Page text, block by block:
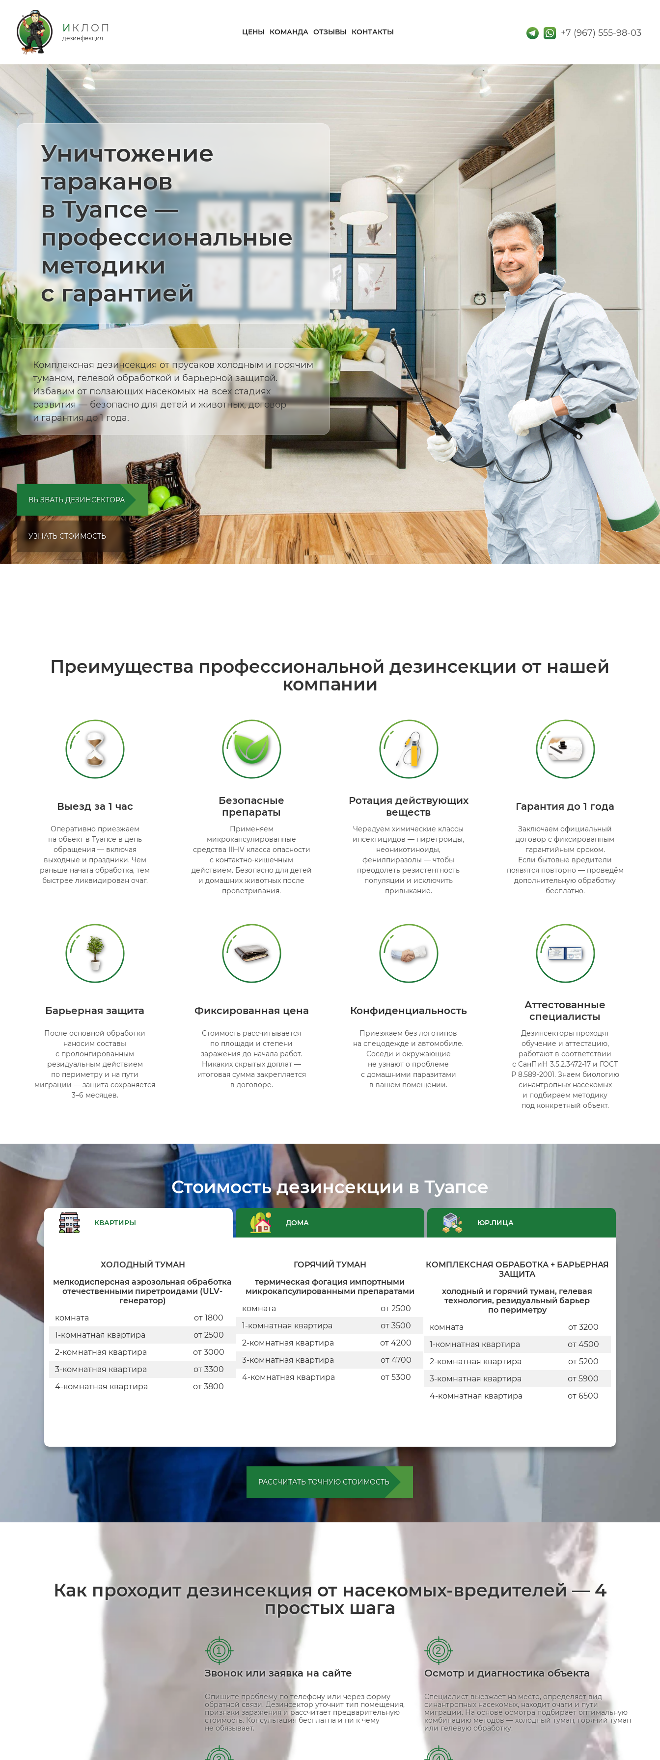
дезинфекция
ЦЕНЫ КОМАНДА ОТЗЫВЫ КОНТАКТЫ
Уничтожение
тараканов
в Туапсе —
профессиональные
методики
с гарантией
Комплексная дезинсекция от прусаков холодным и горячим
туманом, гелевой обработкой и барьерной защитой.
Избавим от ползающих насекомых на всех стадиях
развития — безопасно для детей и животных, договор
и гарантия до 1 года.
ВЫЗВАТЬ ДЕЗИНСЕКТОРА
УЗНАТЬ СТОИМОСТЬ
Преимущества профессиональной дезинсекции от нашей
компании
Выезд за 1 час
Оперативно приезжаем
на объект в Туапсе в день
обращения — включая
выходные и праздники. Чем
раньше начата обработка, тем
быстрее ликвидирован очаг.
Безопасные
препараты
Применяем
микрокапсулированные
средства III–IV класса опасности
с контактно-кишечным
действием. Безопасно для детей
и домашних животных после
проветривания.
Ротация действующих
веществ
Чередуем химические классы
инсектицидов — пиретроиды,
неоникотиноиды,
фенилпиразолы — чтобы
преодолеть резистентность
популяции и исключить
привыкание.
Гарантия до 1 года
Заключаем официальный
договор с фиксированным
гарантийным сроком.
Если бытовые вредители
появятся повторно — проведём
дополнительную обработку
бесплатно.
Барьерная защита
После основной обработки
наносим составы
с пролонгированным
резидуальным действием
по периметру и на пути
миграции — защита сохраняется
3–6 месяцев.
Фиксированная цена
Стоимость рассчитывается
по площади и степени
заражения до начала работ.
Никаких скрытых доплат —
итоговая сумма закрепляется
в договоре.
Конфиденциальность
Приезжаем без логотипов
на спецодежде и автомобиле.
Соседи и окружающие
не узнают о проблеме
с домашними паразитами
в вашем помещении.
Аттестованные
специалисты
Дезинсекторы проходят
обучение и аттестацию,
работают в соответствии
с СанПиН 3.5.2.3472-17 и ГОСТ
Р 8.589-2001. Знаем биологию
синантропных насекомых
и подбираем методику
под конкретный объект.
Стоимость дезинсекции в Туапсе
КВАРТИРЫ ДОМА ЮР.ЛИЦА
ХОЛОДНЫЙ ТУМАН
мелкодисперсная аэрозольная обработка
отечественными пиретроидами (ULV-
генератор)
комната
от 1800
1-комнатная квартира
от 2500
2-комнатная квартира
от 3000
3-комнатная квартира
от 3300
4-комнатная квартира
от 3800
ГОРЯЧИЙ ТУМАН
термическая фогация импортными
микрокапсулированными препаратами
комната
от 2500
1-комнатная квартира
от 3500
2-комнатная квартира
от 4200
3-комнатная квартира
от 4700
4-комнатная квартира
от 5300
КОМПЛЕКСНАЯ ОБРАБОТКА + БАРЬЕРНАЯ
ЗАЩИТА
холодный и горячий туман, гелевая
технология, резидуальный барьер
по периметру
комната
от 3200
1-комнатная квартира
от 4500
2-комнатная квартира
от 5200
3-комнатная квартира
от 5900
4-комнатная квартира
от 6500
РАССЧИТАТЬ ТОЧНУЮ СТОИМОСТЬ
Как проходит дезинсекция от насекомых-вредителей — 4
простых шага
1
Звонок или заявка на сайте
Опишите проблему по телефону или через форму
обратной связи. Дезинсектор уточнит тип помещения,
признаки заражения и рассчитает предварительную
стоимость. Консультация бесплатна и ни к чему
не обязывает.
2
Осмотр и диагностика объекта
Специалист выезжает на место, определяет вид
синантропных насекомых, находит очаги и пути
миграции. На основе осмотра подбирает оптимальную
комбинацию методов — холодный туман, горячий туман
или гелевую обработку.